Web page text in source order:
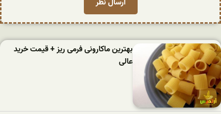
بهترین ماکارونی فرمی ریز + قیمت خرید
عالی